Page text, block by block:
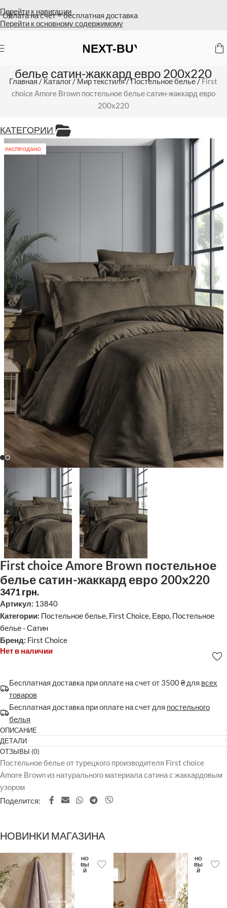
Перейти к навигации
Перейти к основному содержимому
Оплата на счет = бесплатная доставка
First choice Amore Brown постельное
белье сатин-жаккард евро 200х220
Главная/Каталог/Мир текстиля/Постельное белье/First
choice Amore Brown постельное белье сатин-жаккард евро
200х220
КАТЕГОРИИ
РАСПРОДАНО
First choice Amore Brown постельное
белье сатин-жаккард евро 200х220
3471грн.
Артикул: 13840
Категории: Постельное белье, First Choice, Евро, Постельное
белье - Сатин
Бренд: First Choice
Нет в наличии
Бесплатная доставка при оплате на счет от 3500 ₴ для всех
товаров
Бесплатная доставка при оплате на счет для постельного
белья
ОПИСАНИЕ
ДЕТАЛИ
ОТЗЫВЫ (0)
Постельное белье от турецкого производителя First choice
Amore Brown из натурального материала сатина с жаккардовым
узором
Поделится:
НОВИНКИ МАГАЗИНА
НО
ВЫ
Й
НО
ВЫ
Й